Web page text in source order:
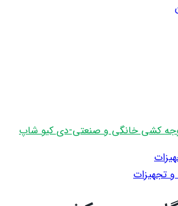
کشی خانگی و صنعتی-دی کیو شاپ
تجهیزات